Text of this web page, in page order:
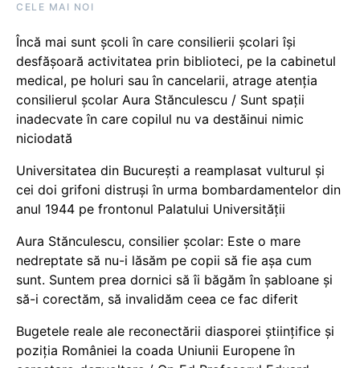
CELE MAI NOI
Încă mai sunt școli în care consilierii școlari își
desfășoară activitatea prin biblioteci, pe la cabinetul
medical, pe holuri sau în cancelarii, atrage atenția
consilierul școlar Aura Stănculescu / Sunt spații
inadecvate în care copilul nu va destăinui nimic
niciodată
Universitatea din București a reamplasat vulturul și
cei doi grifoni distruși în urma bombardamentelor din
anul 1944 pe frontonul Palatului Universității
Aura Stănculescu, consilier școlar: Este o mare
nedreptate să nu-i lăsăm pe copii să fie așa cum
sunt. Suntem prea dornici să îi băgăm în șabloane și
să-i corectăm, să invalidăm ceea ce fac diferit
Bugetele reale ale reconectării diasporei științifice și
poziția României la coada Uniunii Europene în